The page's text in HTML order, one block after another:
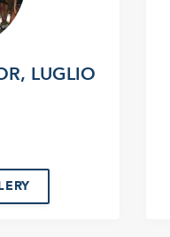
LUGLIO